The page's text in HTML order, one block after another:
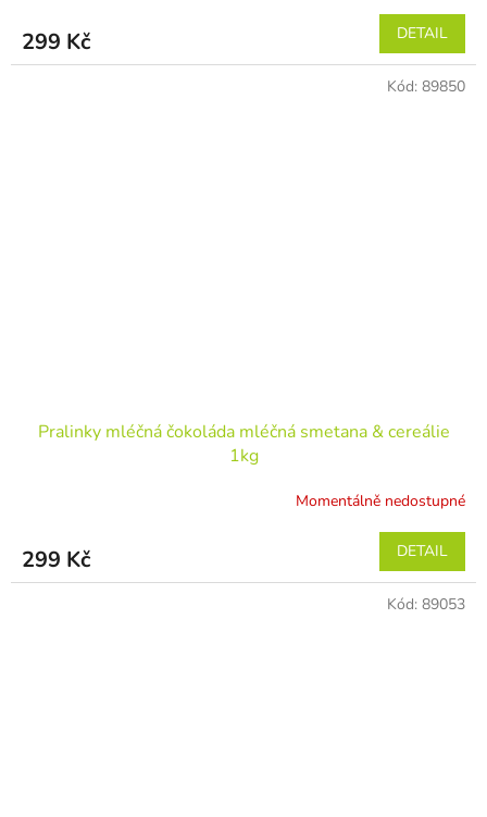
299 Kč DETAIL
Pralinky mléčná čokoláda mléčná smetana & cereálie
1kg
Momentálně nedostupné
299 Kč DETAIL
Kód: 89850
Kód: 89053